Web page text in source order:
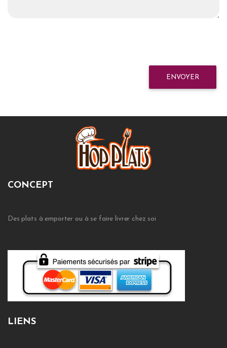
ENVOYER
CONCEPT
Des plats à emporter ou à se faire livrer chez soi
LIENS